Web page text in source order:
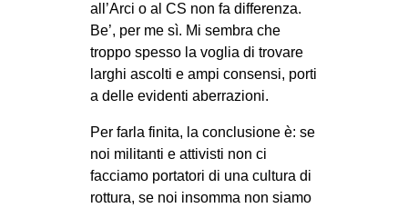
all’Arci o al CS non fa differenza.
Be’, per me sì. Mi sembra che
troppo spesso la voglia di trovare
larghi ascolti e ampi consensi, porti
a delle evidenti aberrazioni.
Per farla finita, la conclusione è: se
noi militanti e attivisti non ci
facciamo portatori di una cultura di
rottura, se noi insomma non siamo